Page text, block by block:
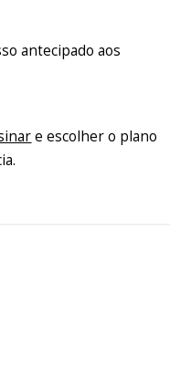
antecipado aos
e escolher o plano